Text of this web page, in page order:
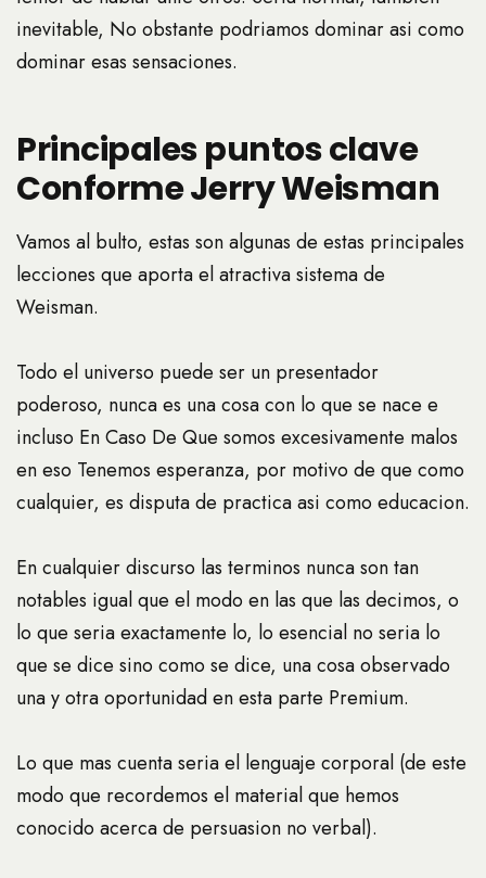
inevitable, No obstante podri­amos dominar asi­ como
dominar esas sensaciones.
Principales puntos clave
Conforme Jerry Weisman
Vamos al bulto, estas son algunas de estas principales
lecciones que aporta el atractiva sistema de
Weisman.
Todo el universo puede ser un presentador
poderoso, nunca es una cosa con lo que se nace e
incluso En Caso De Que somos excesivamente malos
en eso Tenemos esperanza, por motivo de que como
cualquier, es disputa de practica asi­ como educacion.
En cualquier discurso las terminos nunca son tan
notables igual que el modo en las que las decimos, o
lo que seri­a exactamente lo, lo esencial no seri­a lo
que se dice sino como se dice, una cosa observado
una y otra oportunidad en esta parte Premium.
Lo que mas cuenta seri­a el lenguaje corporal (de este
modo que recordemos el material que hemos
conocido acerca de persuasion no verbal).